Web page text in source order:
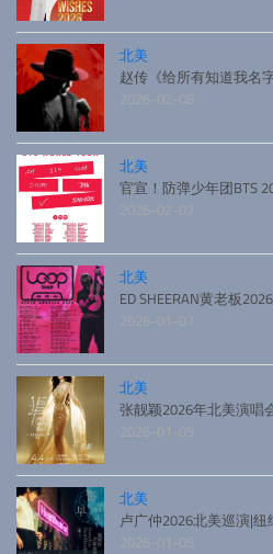
北美
赵传《给所有知道我名
2026-02-08
北美
官宣！防弹少年团BTS
2026-02-07
北美
ED SHEERAN黄老板
2026-01-07
北美
张靓颖2026年北美演唱
2026-01-05
北美
卢广仲2026北美巡演|
2026-01-05